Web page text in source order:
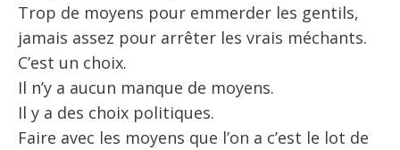
Trop de moyens pour emmerder les gentils,
jamais assez pour arrêter les vrais méchants.
C’est un choix.
Il n’y a aucun manque de moyens.
Il y a des choix politiques.
Faire avec les moyens que l’on a c’est le lot de